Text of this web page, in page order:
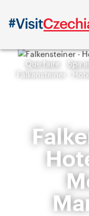
Que faire Spa
Falkensteiner -